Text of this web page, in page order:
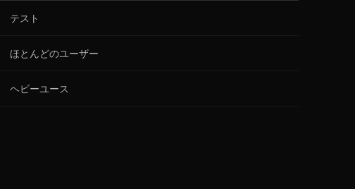
テスト
ほとんどのユーザー
ヘビーユース